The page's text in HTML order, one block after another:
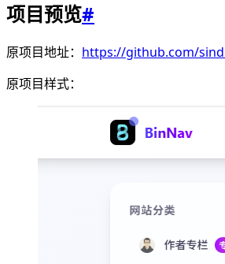
项目预览#
原项目地址： https://github.com/
原项目样式：